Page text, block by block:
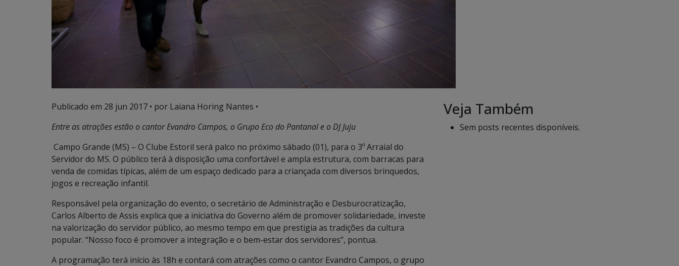
Publicado em 28 jun 2017 • por Laiana Horing Nantes •
Entre as atrações estão o cantor Evandro Campos, o Grupo Eco do Pantanal e o DJ Juju
Campo Grande (MS) – O Clube Estoril será palco no próximo sábado (01), para o 3º Arraial do
Servidor do MS. O público terá à disposição uma confortável e ampla estrutura, com barracas para
venda de comidas típicas, além de um espaço dedicado para a criançada com diversos brinquedos,
jogos e recreação infantil.
Responsável pela organização do evento, o secretário de Administração e Desburocratização,
Carlos Alberto de Assis explica que a iniciativa do Governo além de promover solidariedade, investe
na valorização do servidor público, ao mesmo tempo em que prestigia as tradições da cultura
popular. “Nosso foco é promover a integração e o bem-estar dos servidores”, pontua.
A programação terá início às 18h e contará com atrações como o cantor Evandro Campos, o grupo
Veja Também
Sem posts recentes disponíveis.